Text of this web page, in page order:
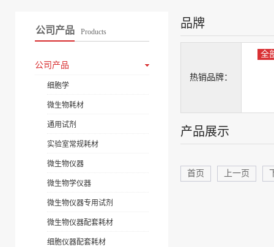
公司产品 Products
公司产品
细胞学
微生物耗材
通用试剂
实验室常规耗材
微生物仪器
微生物学仪器
微生物仪器专用试剂
微生物仪器配套耗材
细胞仪器配套耗材
品牌
热销品牌：
全
产品展示
首页 上一页